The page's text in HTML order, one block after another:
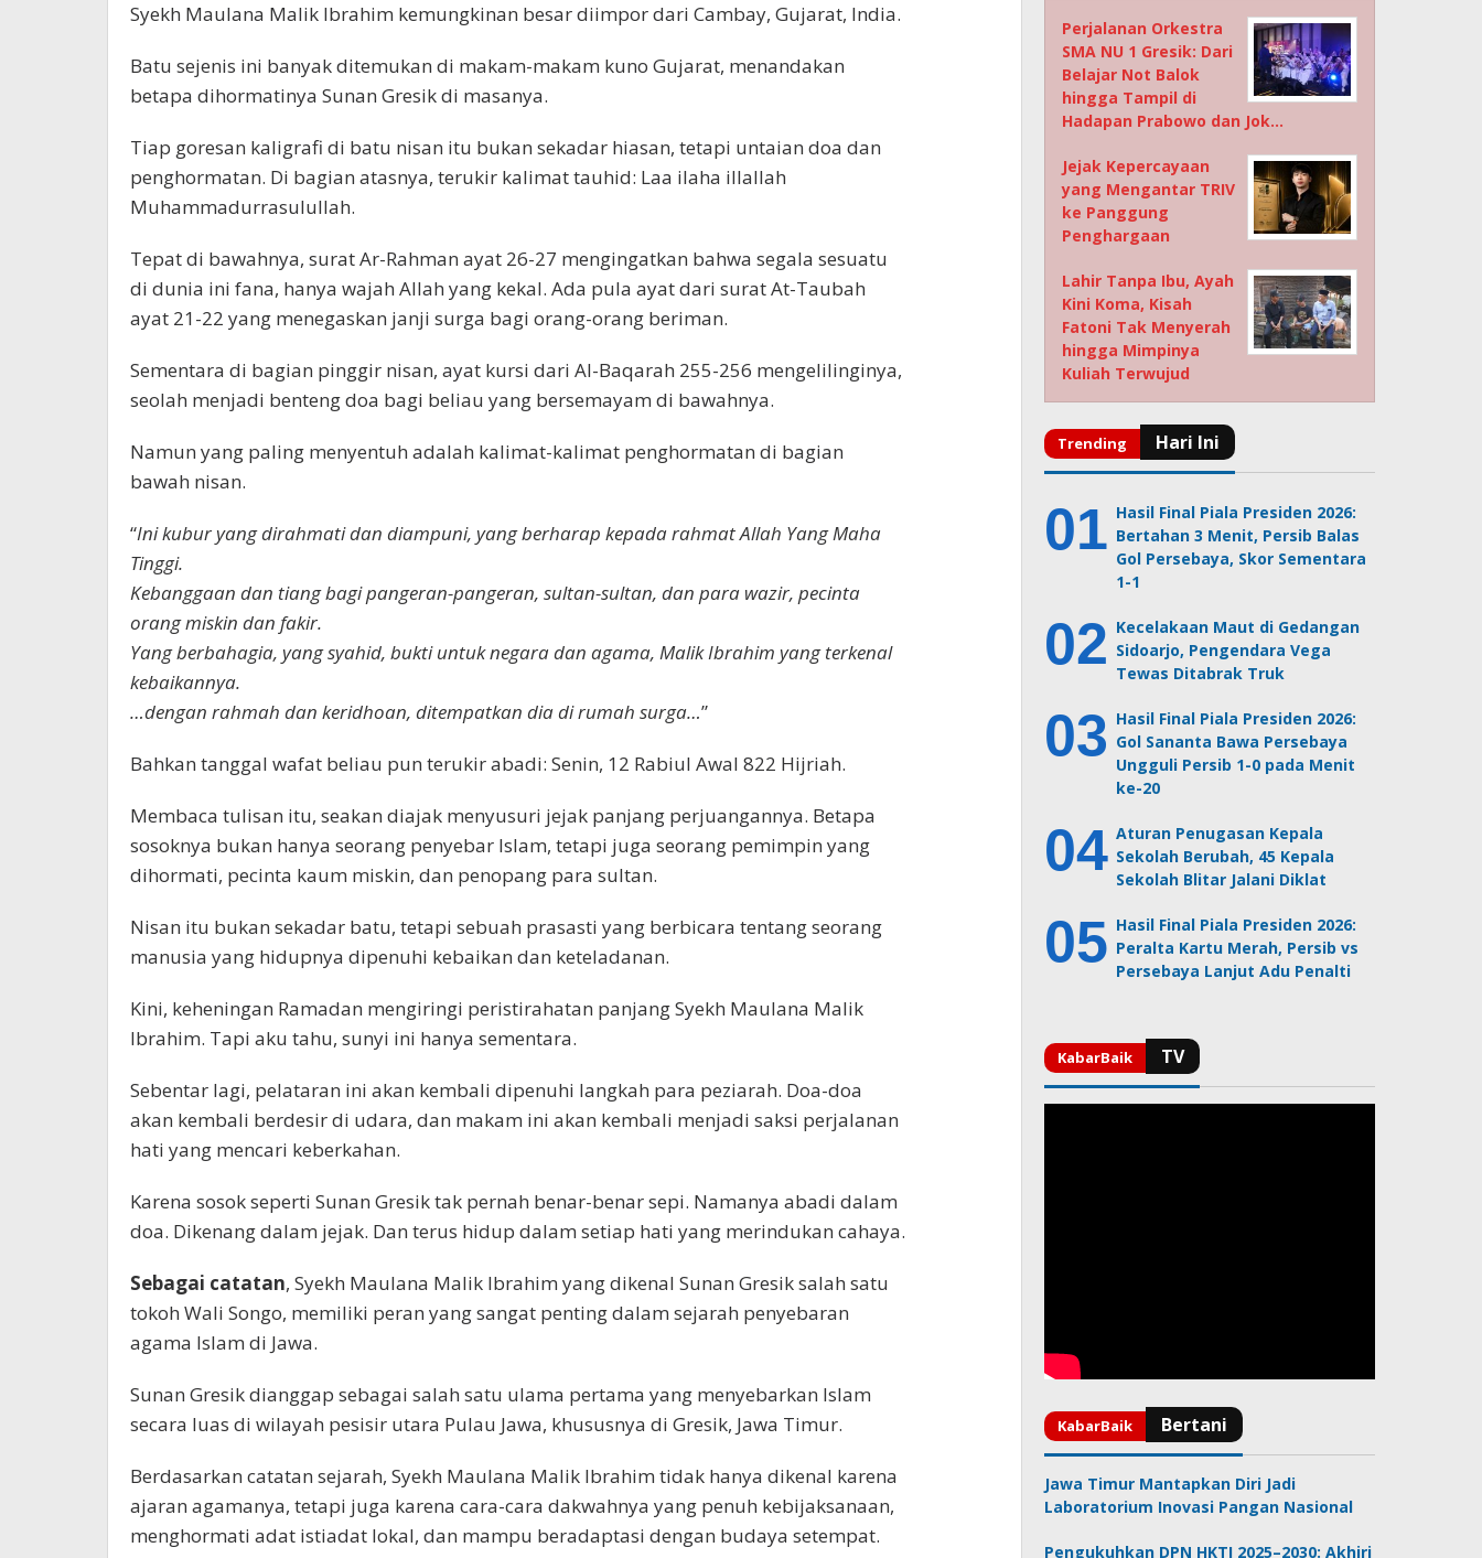
Syekh Maulana Malik Ibrahim kemungkinan besar diimpor dari Cambay, Gujarat, India.
Batu sejenis ini banyak ditemukan di makam-makam kuno Gujarat, menandakan
betapa dihormatinya Sunan Gresik di masanya.
Tiap goresan kaligrafi di batu nisan itu bukan sekadar hiasan, tetapi untaian doa dan
penghormatan. Di bagian atasnya, terukir kalimat tauhid: Laa ilaha illallah
Muhammadurrasulullah.
Tepat di bawahnya, surat Ar-Rahman ayat 26-27 mengingatkan bahwa segala sesuatu
di dunia ini fana, hanya wajah Allah yang kekal. Ada pula ayat dari surat At-Taubah
ayat 21-22 yang menegaskan janji surga bagi orang-orang beriman.
Sementara di bagian pinggir nisan, ayat kursi dari Al-Baqarah 255-256 mengelilinginya,
seolah menjadi benteng doa bagi beliau yang bersemayam di bawahnya.
Namun yang paling menyentuh adalah kalimat-kalimat penghormatan di bagian
bawah nisan.
“Ini kubur yang dirahmati dan diampuni, yang berharap kepada rahmat Allah Yang Maha
Tinggi.
Kebanggaan dan tiang bagi pangeran-pangeran, sultan-sultan, dan para wazir, pecinta
orang miskin dan fakir.
Yang berbahagia, yang syahid, bukti untuk negara dan agama, Malik Ibrahim yang terkenal
kebaikannya.
…dengan rahmah dan keridhoan, ditempatkan dia di rumah surga…”
Bahkan tanggal wafat beliau pun terukir abadi: Senin, 12 Rabiul Awal 822 Hijriah.
Membaca tulisan itu, seakan diajak menyusuri jejak panjang perjuangannya. Betapa
sosoknya bukan hanya seorang penyebar Islam, tetapi juga seorang pemimpin yang
dihormati, pecinta kaum miskin, dan penopang para sultan.
Nisan itu bukan sekadar batu, tetapi sebuah prasasti yang berbicara tentang seorang
manusia yang hidupnya dipenuhi kebaikan dan keteladanan.
Kini, keheningan Ramadan mengiringi peristirahatan panjang Syekh Maulana Malik
Ibrahim. Tapi aku tahu, sunyi ini hanya sementara.
Sebentar lagi, pelataran ini akan kembali dipenuhi langkah para peziarah. Doa-doa
akan kembali berdesir di udara, dan makam ini akan kembali menjadi saksi perjalanan
hati yang mencari keberkahan.
Karena sosok seperti Sunan Gresik tak pernah benar-benar sepi. Namanya abadi dalam
doa. Dikenang dalam jejak. Dan terus hidup dalam setiap hati yang merindukan cahaya.
Sebagai catatan, Syekh Maulana Malik Ibrahim yang dikenal Sunan Gresik salah satu
tokoh Wali Songo, memiliki peran yang sangat penting dalam sejarah penyebaran
agama Islam di Jawa.
Sunan Gresik dianggap sebagai salah satu ulama pertama yang menyebarkan Islam
secara luas di wilayah pesisir utara Pulau Jawa, khususnya di Gresik, Jawa Timur.
Berdasarkan catatan sejarah, Syekh Maulana Malik Ibrahim tidak hanya dikenal karena
ajaran agamanya, tetapi juga karena cara-cara dakwahnya yang penuh kebijaksanaan,
menghormati adat istiadat lokal, dan mampu beradaptasi dengan budaya setempat.
Perjalanan Orkestra
SMA NU 1 Gresik: Dari
Belajar Not Balok
hingga Tampil di
Hadapan Prabowo dan Jok…
Jejak Kepercayaan
yang Mengantar TRIV
ke Panggung
Penghargaan
Lahir Tanpa Ibu, Ayah
Kini Koma, Kisah
Fatoni Tak Menyerah
hingga Mimpinya
Kuliah Terwujud
Hasil Final Piala Presiden 2026:
Bertahan 3 Menit, Persib Balas
Gol Persebaya, Skor Sementara
1-1
Kecelakaan Maut di Gedangan
Sidoarjo, Pengendara Vega
Tewas Ditabrak Truk
Hasil Final Piala Presiden 2026:
Gol Sananta Bawa Persebaya
Ungguli Persib 1-0 pada Menit
ke-20
Aturan Penugasan Kepala
Sekolah Berubah, 45 Kepala
Sekolah Blitar Jalani Diklat
Hasil Final Piala Presiden 2026:
Peralta Kartu Merah, Persib vs
Persebaya Lanjut Adu Penalti
Jawa Timur Mantapkan Diri Jadi
Laboratorium Inovasi Pangan Nasional
Pengukuhkan DPN HKTI 2025–2030: Akhiri